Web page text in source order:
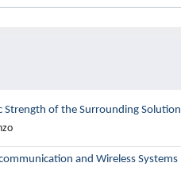
Strength of the Surrounding Solution
and Wireless Systems